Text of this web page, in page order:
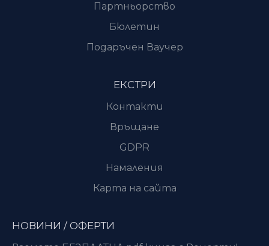
Партньорство
Бюлетин
Подаръчен Ваучер
ЕКСТРИ
Контакти
Връщане
GDPR
Намаления
Карта на сайта
НОВИНИ / ОФЕРТИ